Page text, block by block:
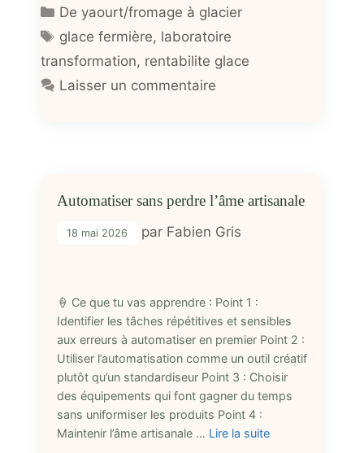
Catégories
De yaourt/fromage à glacier
Étiquettes
glace fermière, laboratoire
transformation, rentabilite glace
Laisser un commentaire
Automatiser sans perdre l’âme artisanale
18 mai 2026 par Fabien Gris
🍦 Ce que tu vas apprendre : Point 1 :
Identifier les tâches répétitives et sensibles
aux erreurs à automatiser en premier Point 2 :
Utiliser l’automatisation comme un outil créatif
plutôt qu’un standardiseur Point 3 : Choisir
des équipements qui font gagner du temps
sans uniformiser les produits Point 4 :
Maintenir l’âme artisanale … Lire la suite